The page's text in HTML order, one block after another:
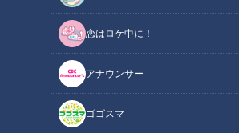
恋はロケ中に！
アナウンサー
ゴゴスマ